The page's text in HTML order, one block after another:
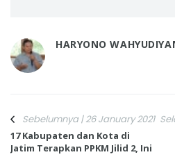
HARYONO
Sebelumnya | 26 January 2021
17 Kabupaten dan Kota di
Jatim Terapkan PPKM Jilid 2, Ini